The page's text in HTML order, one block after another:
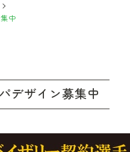
中
デザイン募集中